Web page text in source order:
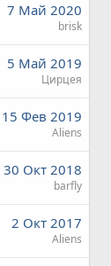
7 Май 2020
brisk
5 Май 2019
Цирцея
15 Фев 2019
Aliens
30 Окт 2018
barfly
2 Окт 2017
Aliens